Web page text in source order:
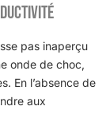
pas inaperçu
onde de choc,
En l’absence de
aux